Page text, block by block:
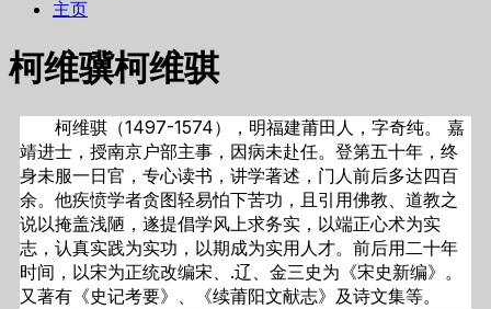
主页
柯维骥柯维骐
柯维骐（1497-1574），明福建莆田人，字奇纯。 嘉
靖进士，授南京户部主事，因病未赴任。登第五十年，终
身未服一日官，专心读书，讲学著述，门人前后多达四百
余。他疾愤学者贪图轻易怕下苦功，且引用佛教、道教之
说以掩盖浅陋，遂提倡学风上求务实，以端正心术为实
志，认真实践为实功，以期成为实用人才。前后用二十年
时间，以宋为正统改编宋、.辽、金三史为《宋史新编》。
又著有《史记考要》、《续莆阳文献志》及诗文集等。